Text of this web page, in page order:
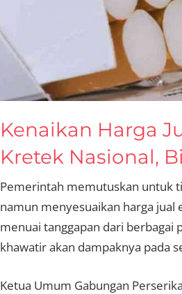
Kenaikan Harga
Kretek Nasional,
Pemerintah memutuskan untuk
namun menyesuaikan harga jual
menuai tanggapan dari berbagai
khawatir akan dampaknya pada
Ketua Umum Gabungan